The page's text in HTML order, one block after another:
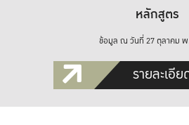
หลักสูตร
ข้อมูล ณ วันที่ 27 ตุลาคม พ
รายละเอี